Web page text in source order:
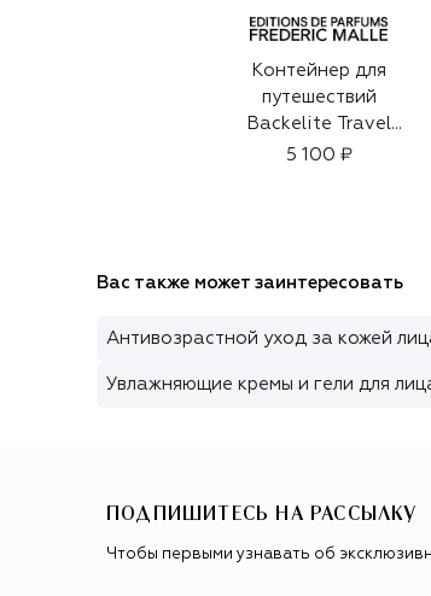
Контейнер для
путешествий
Backelite Travel
Spray
5 100 ₽
Вас также может заинтересовать
Антивозрастной уход за кожей
Увлажняющие кремы и гели для
ПОДПИШИТЕСЬ НА РАССЫЛКУ
Чтобы первыми узнавать об